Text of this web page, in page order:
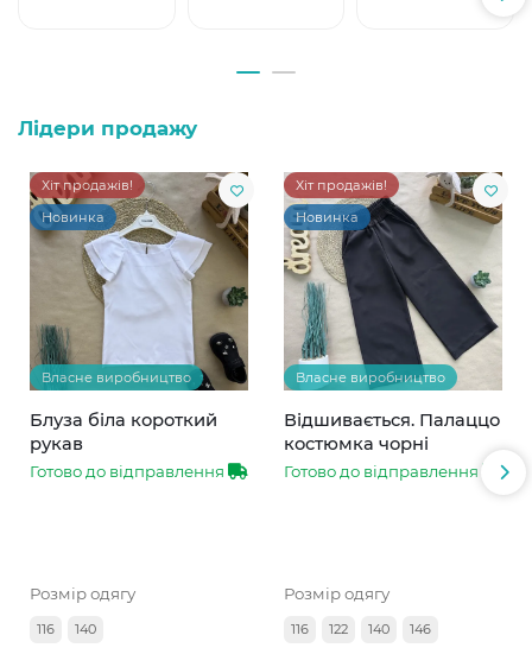
Лідери продажу
Хіт продажів!
Новинка
Власне виробництво
Блуза біла короткий
рукав
Готово до відправлення
Розмір одягу
116 140
Хіт продажів!
Новинка
Власне виробництво
Відшивається. Палаццо
костюмка чорні
Готово до відправлення
Розмір одягу
116 122 140 146